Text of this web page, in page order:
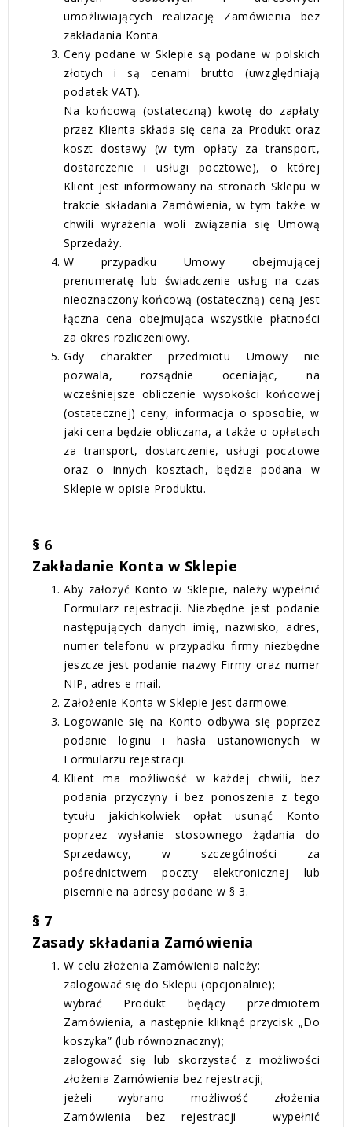
umożliwiających realizację Zamówienia bez
zakładania Konta.
Ceny podane w Sklepie są podane w polskich
złotych i są cenami brutto (uwzględniają
podatek VAT).
Na końcową (ostateczną) kwotę do zapłaty
przez Klienta składa się cena za Produkt oraz
koszt dostawy (w tym opłaty za transport,
dostarczenie i usługi pocztowe), o której
Klient jest informowany na stronach Sklepu w
trakcie składania Zamówienia, w tym także w
chwili wyrażenia woli związania się Umową
Sprzedaży.
W przypadku Umowy obejmującej
prenumeratę lub świadczenie usług na czas
nieoznaczony końcową (ostateczną) ceną jest
łączna cena obejmująca wszystkie płatności
za okres rozliczeniowy.
Gdy charakter przedmiotu Umowy nie
pozwala, rozsądnie oceniając, na
wcześniejsze obliczenie wysokości końcowej
(ostatecznej) ceny, informacja o sposobie, w
jaki cena będzie obliczana, a także o opłatach
za transport, dostarczenie, usługi pocztowe
oraz o innych kosztach, będzie podana w
Sklepie w opisie Produktu.
§ 6
Zakładanie Konta w Sklepie
Aby założyć Konto w Sklepie, należy wypełnić
Formularz rejestracji. Niezbędne jest podanie
następujących danych imię, nazwisko, adres,
numer telefonu w przypadku firmy niezbędne
jeszcze jest podanie nazwy Firmy oraz numer
NIP, adres e-mail.
Założenie Konta w Sklepie jest darmowe.
Logowanie się na Konto odbywa się poprzez
podanie loginu i hasła ustanowionych w
Formularzu rejestracji.
Klient ma możliwość w każdej chwili, bez
podania przyczyny i bez ponoszenia z tego
tytułu jakichkolwiek opłat usunąć Konto
poprzez wysłanie stosownego żądania do
Sprzedawcy, w szczególności za
pośrednictwem poczty elektronicznej lub
pisemnie na adresy podane w § 3.
§ 7
Zasady składania Zamówienia
W celu złożenia Zamówienia należy:
zalogować się do Sklepu (opcjonalnie);
wybrać Produkt będący przedmiotem
Zamówienia, a następnie kliknąć przycisk „Do
koszyka” (lub równoznaczny);
zalogować się lub skorzystać z możliwości
złożenia Zamówienia bez rejestracji;
jeżeli wybrano możliwość złożenia
Zamówienia bez rejestracji - wypełnić